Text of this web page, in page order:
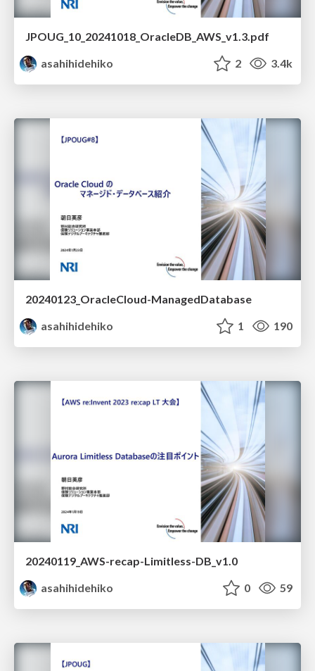
JPOUG_10_20241018_OracleDB_AWS_v1.3.pdf
asahihidehiko
2 3.4k
20240123_OracleCloud-ManagedDatabase
asahihidehiko
1 190
20240119_AWS-recap-Limitless-DB_v1.0
asahihidehiko
0 59